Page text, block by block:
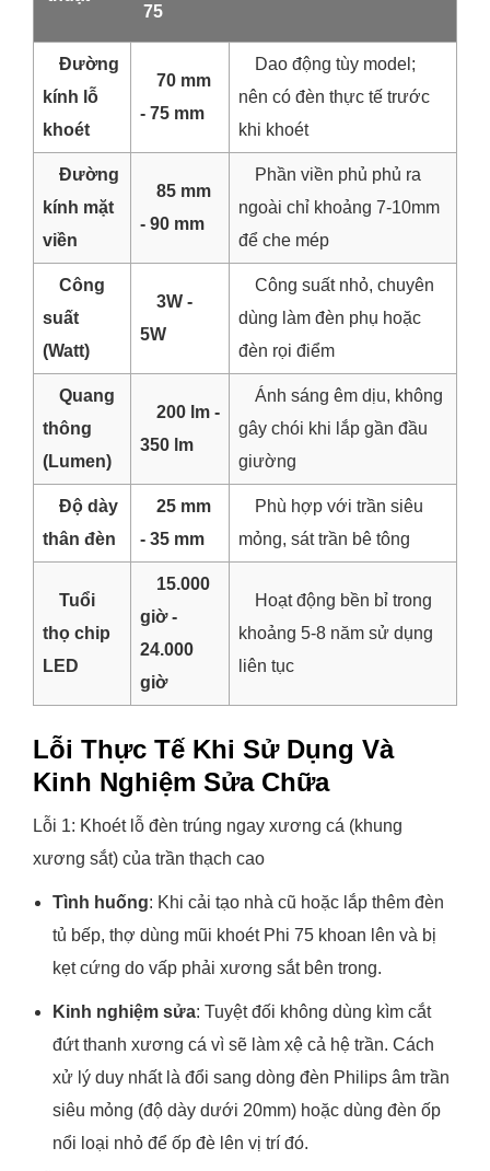
75
Đường
kính lỗ
khoét
70 mm
- 75 mm
Dao động tùy model;
nên có đèn thực tế trước
khi khoét
Đường
kính mặt
viền
85 mm
- 90 mm
Phần viền phủ phủ ra
ngoài chỉ khoảng 7-10mm
để che mép
Công
suất
(Watt)
3W -
5W
Công suất nhỏ, chuyên
dùng làm đèn phụ hoặc
đèn rọi điểm
Quang
thông
(Lumen)
200 lm -
350 lm
Ánh sáng êm dịu, không
gây chói khi lắp gần đầu
giường
Độ dày
thân đèn
25 mm
- 35 mm
Phù hợp với trần siêu
mỏng, sát trần bê tông
Tuổi
thọ chip
LED
15.000
giờ -
24.000
giờ
Hoạt động bền bỉ trong
khoảng 5-8 năm sử dụng
liên tục
Lỗi Thực Tế Khi Sử Dụng Và
Kinh Nghiệm Sửa Chữa
Lỗi 1: Khoét lỗ đèn trúng ngay xương cá (khung
xương sắt) của trần thạch cao
Tình huống: Khi cải tạo nhà cũ hoặc lắp thêm đèn
tủ bếp, thợ dùng mũi khoét Phi 75 khoan lên và bị
kẹt cứng do vấp phải xương sắt bên trong.
Kinh nghiệm sửa: Tuyệt đối không dùng kìm cắt
đứt thanh xương cá vì sẽ làm xệ cả hệ trần. Cách
xử lý duy nhất là đổi sang dòng đèn Philips âm trần
siêu mỏng (độ dày dưới 20mm) hoặc dùng đèn ốp
nổi loại nhỏ để ốp đè lên vị trí đó.